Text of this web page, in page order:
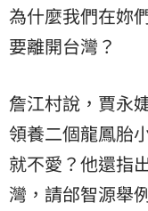
為什麼我們在妳
要離開台灣？
詹江村說，賈永
領養二個龍鳳胎
就不愛？他還指
灣，請邰智源舉